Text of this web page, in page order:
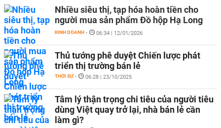
Nhiều siêu thị, tạp hóa hoàn tiền cho
người mua sản phẩm Đồ hộp Hạ Long
KINH DOANH - 06:34 | 12/01/2026
Thủ tướng phê duyệt Chiến lược phát
triển thị trường bán lẻ
THỜI SỰ - 06:28 | 23/10/2025
Tâm lý thận trọng chi tiêu của người tiêu
dùng Việt quay trở lại, nhà bán lẻ cần
làm gì?